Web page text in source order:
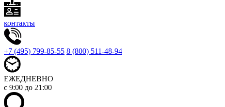
контакты
+7 (495) 799-85-55 8 (800) 511-48-94
ЕЖЕДНЕВНО
с 9:00 до 21:00